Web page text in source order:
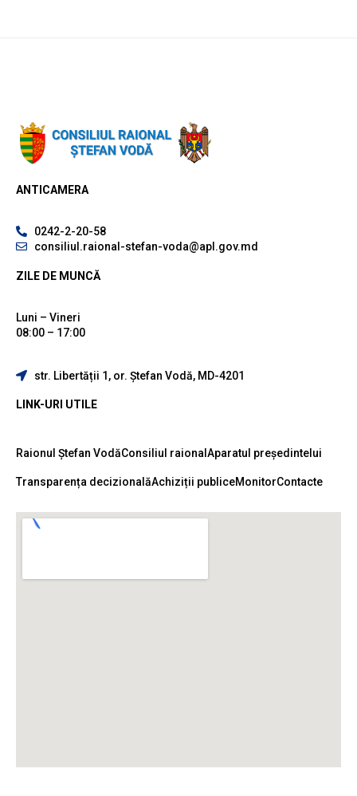
ANTICAMERA
0242-2-20-58
consiliul.raional-stefan-voda@apl.gov.md
ZILE DE MUNCĂ
Luni – Vineri
08:00 – 17:00
str. Libertății 1, or. Ștefan Vodă, MD-4201
LINK-URI UTILE
Raionul Ștefan VodăConsiliul raional Aparatul președintelui
Transparența decizionalăAchiziții publiceMonitorContacte